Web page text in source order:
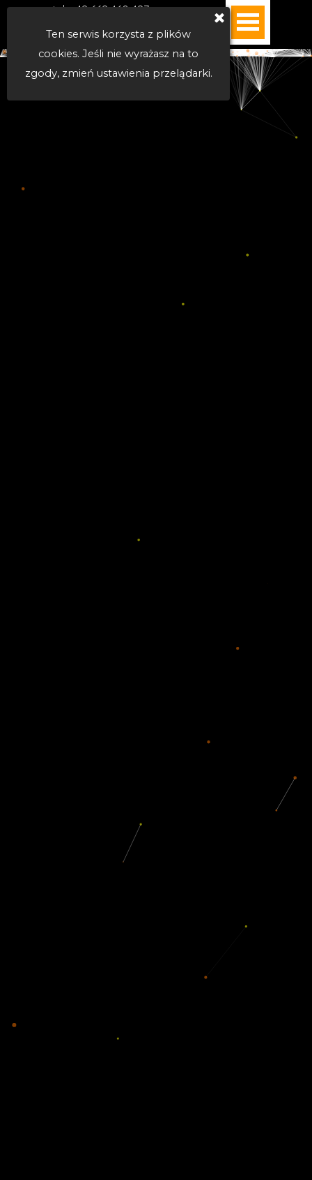
MENU >>
tel. +48 668 460 487
|  WhatsApp
Ten serwis korzysta z plików
cookies. Jeśli nie wyrażasz na to
zgody, zmień ustawienia przelądarki.